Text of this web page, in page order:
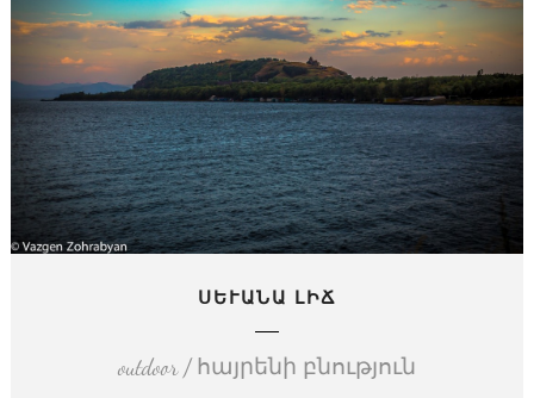
ՍԵՒԱՆԱ ԼԻՃ
outdoor / հայրենի բնություն